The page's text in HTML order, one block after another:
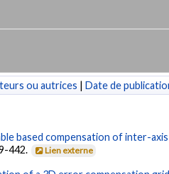
ou autrices | Date de
based compensation of inter-
442. Lien externe